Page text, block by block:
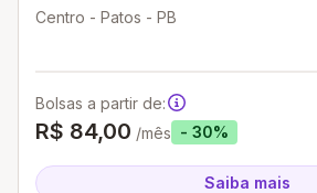
Centro - Patos - PB
Bolsas a partir de:
R$ 84,00 /mês - 30%
Saiba mais